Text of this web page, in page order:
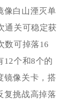
像白山湮灭单
通关可稳定获
数可掉落16
12个和8个的
镜像关卡，搭
复挑战高掉落